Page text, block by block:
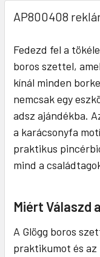
AP800408
Fedezd fel a
boros szettel,
kínál minden
nemcsak egy
adsz ajándékba.
a karácsonyfa
praktikus
mind a
Miért Válaszd
A Glögg boros
praktikumot és